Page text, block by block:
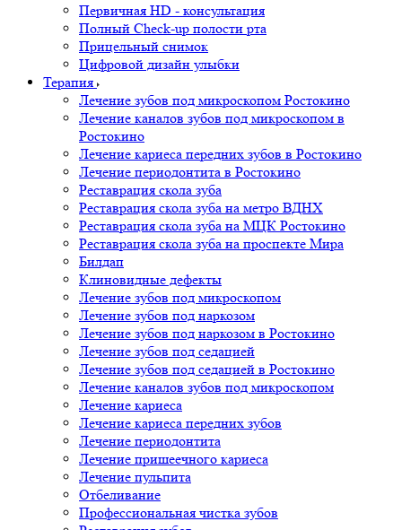
Первичная HD - консультация
Полный Check-up полости рта
Прицельный снимок
Цифровой дизайн улыбки
Терапия
Лечение зубов под микроскопом Ростокино
Лечение каналов зубов под микроскопом в
Ростокино
Лечение кариеса передних зубов в Ростокино
Лечение периодонтита в Ростокино
Реставрация скола зуба
Реставрация скола зуба на метро ВДНХ
Реставрация скола зуба на МЦК Ростокино
Реставрация скола зуба на проспекте Мира
Билдап
Клиновидные дефекты
Лечение зубов под микроскопом
Лечение зубов под наркозом
Лечение зубов под наркозом в Ростокино
Лечение зубов под седацией
Лечение зубов под седацией в Ростокино
Лечение каналов зубов под микроскопом
Лечение кариеса
Лечение кариеса передних зубов
Лечение периодонтита
Лечение пришеечного кариеса
Лечение пульпита
Отбеливание
Профессиональная чистка зубов